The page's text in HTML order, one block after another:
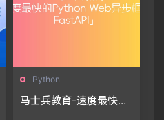
Python
马士兵教育-速度最快的